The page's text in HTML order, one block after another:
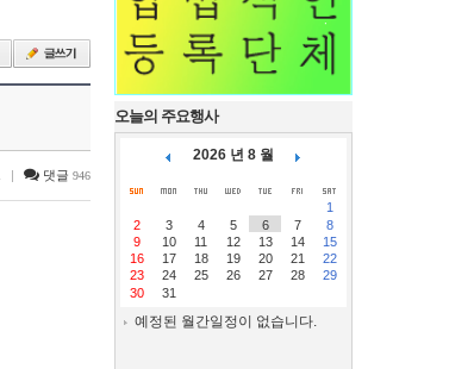
| 댓글 946
오늘의 주요행사
2026 년 8 월
1
2
3 4 5 6 7
8
9
10 11 12 13 14
15
16
17 18 19 20 21
22
23
24 25 26 27 28
29
30
31
예정된 월간일정이 없습니다.